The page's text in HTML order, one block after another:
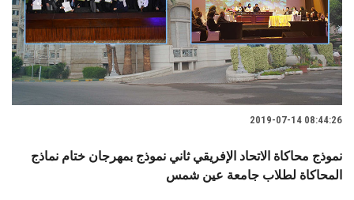
2019-07-14 08:44:26
نموذج محاكاة الاتحاد الإفريقي ثاني نموذج بمهرجان ختام نماذج
المحاكاة لطلاب جامعة عين شمس